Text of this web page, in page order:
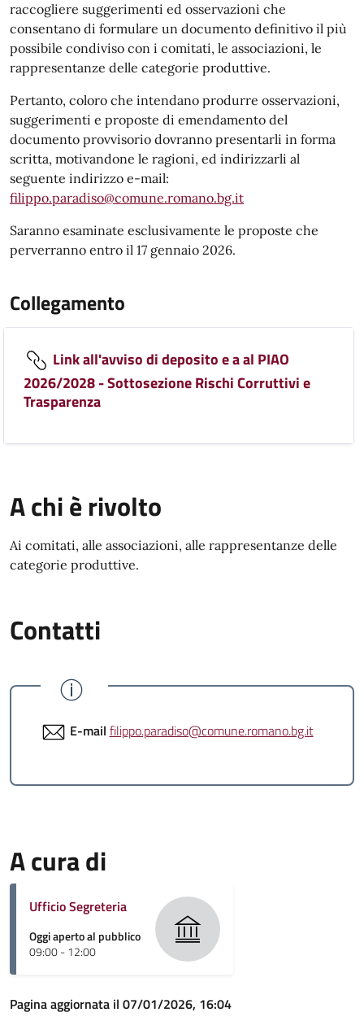
raccogliere suggerimenti ed osservazioni che
consentano di formulare un documento definitivo il più
possibile condiviso con i comitati, le associazioni, le
rappresentanze delle categorie produttive.
Pertanto, coloro che intendano produrre osservazioni,
suggerimenti e proposte di emendamento del
documento provvisorio dovranno presentarli in forma
scritta, motivandone le ragioni, ed indirizzarli al
seguente indirizzo e-mail:
filippo.paradiso@comune.romano.bg.it
Saranno esaminate esclusivamente le proposte che
perverranno entro il 17 gennaio 2026.
Collegamento
Link all'avviso di deposito e a al PIAO
2026/2028 - Sottosezione Rischi Corruttivi e
Trasparenza
A chi è rivolto
Ai comitati, alle associazioni, alle rappresentanze delle
categorie produttive.
Contatti
E-mail filippo.paradiso@comune.romano.bg.it
A cura di
Ufficio Segreteria
Oggi aperto al pubblico
09:00 - 12:00
Pagina aggiornata il 07/01/2026, 16:04